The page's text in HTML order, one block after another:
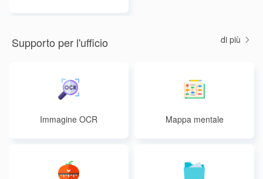
Supporto per l'ufficio di più
Immagine OCR Mappa mentale